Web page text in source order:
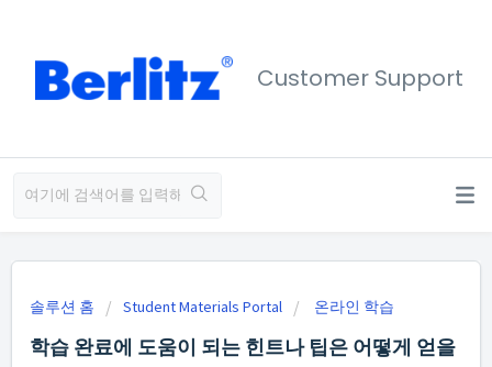
Customer Support
솔루션 홈 Student Materials Portal 온라인 학습
학습 완료에 도움이 되는 힌트나 팁은 어떻게 얻을